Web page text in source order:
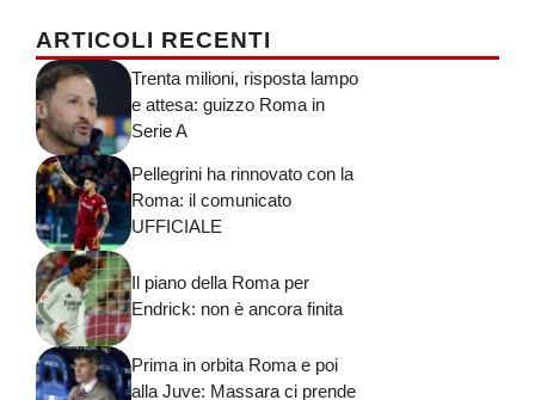
ARTICOLI RECENTI
Trenta milioni, risposta lampo
e attesa: guizzo Roma in
Serie A
Pellegrini ha rinnovato con la
Roma: il comunicato
UFFICIALE
Il piano della Roma per
Endrick: non è ancora finita
Prima in orbita Roma e poi
alla Juve: Massara ci prende